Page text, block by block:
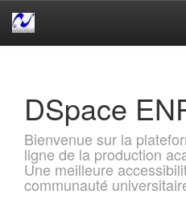
DSpace
Bienvenue sur la
ligne de la production
Une meilleure
communauté